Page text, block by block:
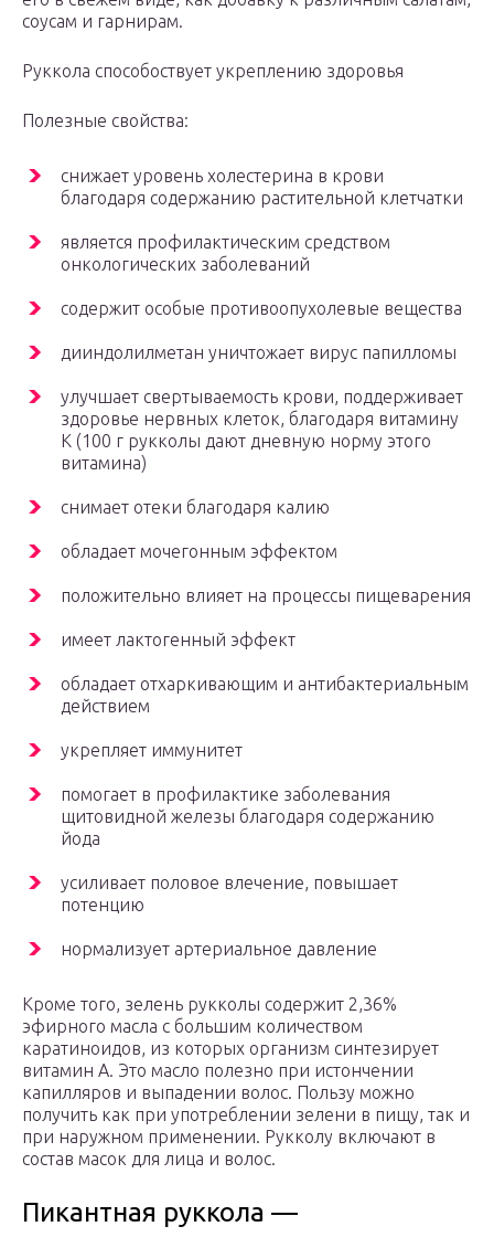
соусам и гарнирам.
Руккола способоствует укреплению здоровья
Полезные свойства:
снижает уровень холестерина в крови
благодаря содержанию растительной клетчатки
является профилактическим средством
онкологических заболеваний
содержит особые противоопухолевые вещества
дииндолилметан уничтожает вирус папилломы
улучшает свертываемость крови, поддерживает
здоровье нервных клеток, благодаря витамину
К (100 г рукколы дают дневную норму этого
витамина)
снимает отеки благодаря калию
обладает мочегонным эффектом
положительно влияет на процессы пищеварения
имеет лактогенный эффект
обладает отхаркивающим и антибактериальным
действием
укрепляет иммунитет
помогает в профилактике заболевания
щитовидной железы благодаря содержанию
йода
усиливает половое влечение, повышает
потенцию
нормализует артериальное давление
Кроме того, зелень рукколы содержит 2,36%
эфирного масла с большим количеством
каратиноидов, из которых организм синтезирует
витамин А. Это масло полезно при истончении
капилляров и выпадении волос. Пользу можно
получить как при употреблении зелени в пищу, так и
при наружном применении. Рукколу включают в
состав масок для лица и волос.
Пикантная руккола —